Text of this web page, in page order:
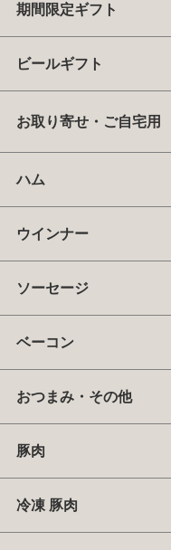
期間限定ギフト
ビールギフト
お取り寄せ・ご自宅用
ハム
ウインナー
ソーセージ
ベーコン
おつまみ・その他
豚肉
冷凍 豚肉